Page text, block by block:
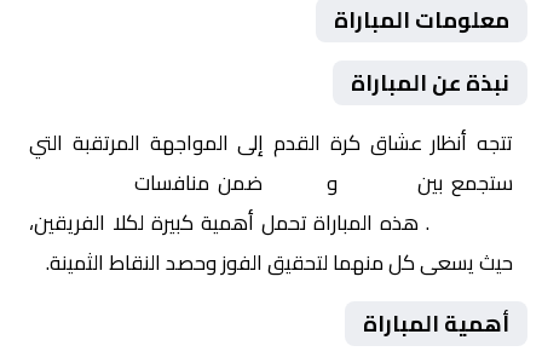
معلومات المباراة
نبذة عن المباراة
تتجه أنظار عشاق كرة القدم إلى المواجهة المرتقبة التي
ستجمع بين
و ضمن منافسات
. هذه المباراة تحمل أهمية كبيرة لكلا الفريقين،
حيث يسعى كل منهما لتحقيق الفوز وحصد النقاط الثمينة.
أهمية المباراة